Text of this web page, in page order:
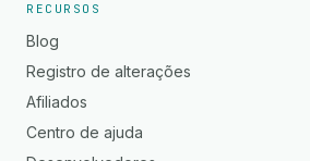
RECURSOS
Blog
Registro de alterações
Afiliados
Centro de ajuda